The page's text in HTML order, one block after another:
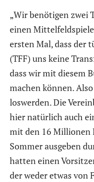
„Wir benötigen zwei
einen
ersten Mal, dass der
(TFF) uns keine
dass wir mit diesem
machen können.
loswerden. Die
hier natürlich auch
mit den 16 Millionen
Sommer ausgeben
hatten einen
der weder etwas von